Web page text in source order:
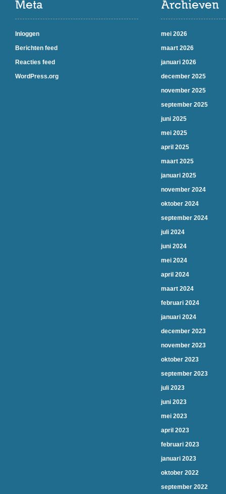
Meta
Inloggen
Berichten feed
Reacties feed
WordPress.org
Archieven
mei 2026
maart 2026
januari 2026
december 2025
november 2025
september 2025
juni 2025
mei 2025
april 2025
maart 2025
januari 2025
november 2024
oktober 2024
september 2024
juli 2024
juni 2024
mei 2024
april 2024
maart 2024
februari 2024
januari 2024
december 2023
november 2023
oktober 2023
september 2023
juli 2023
juni 2023
mei 2023
april 2023
februari 2023
januari 2023
oktober 2022
september 2022